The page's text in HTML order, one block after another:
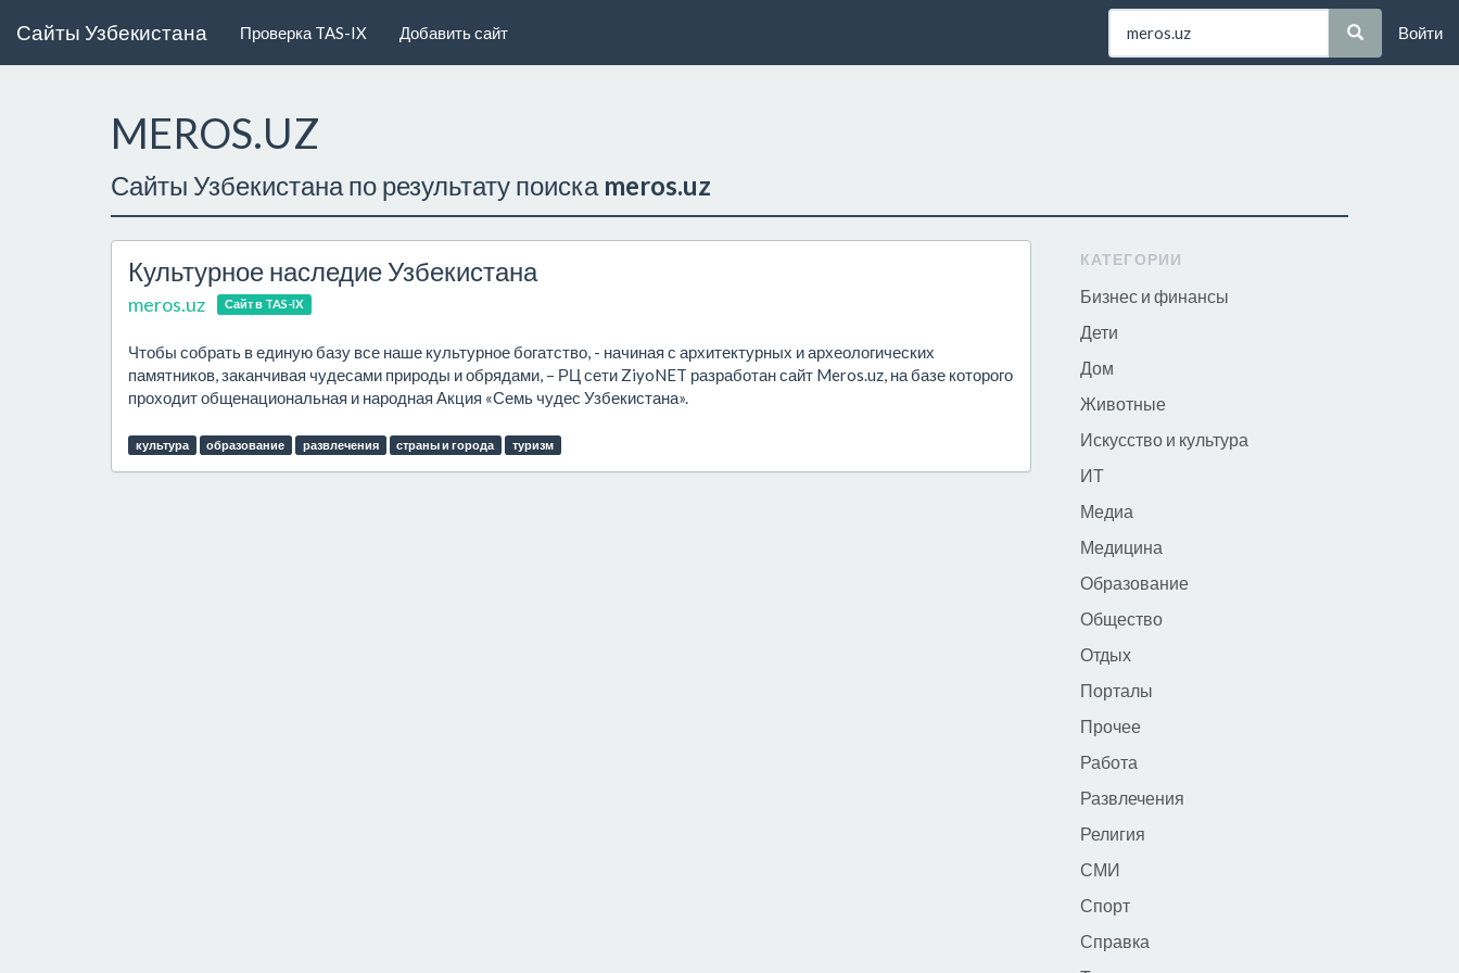
Сайты Узбекистана Проверка TAS-IX Добавить сайт Войти
MEROS.UZ
Сайты Узбекистана по результату поиска meros.uz
Культурное наследие Узбекистана
meros.uz Сайт в TAS-IX
Чтобы собрать в единую базу все наше культурное богатство, - начиная с архитектурных и археологических
памятников, заканчивая чудесами природы и обрядами, – РЦ сети ZiyoNET разработан сайт Meros.uz, на базе которого
проходит общенациональная и народная Акция «Семь чудес Узбекистана».
культура образование развлечения страны и города туризм
КАТЕГОРИИ
Бизнес и финансы
Дети
Дом
Животные
Искусство и культура
ИТ
Медиа
Медицина
Образование
Общество
Отдых
Порталы
Прочее
Работа
Развлечения
Религия
СМИ
Спорт
Справка